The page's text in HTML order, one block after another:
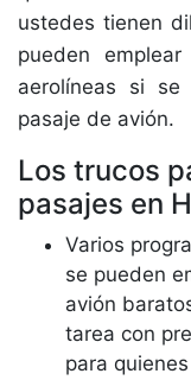
ustedes tienen
pueden
aerolíneas si se
pasaje de avión.
Los trucos
pasajes en
Varios
se pueden
avión
tarea con
para